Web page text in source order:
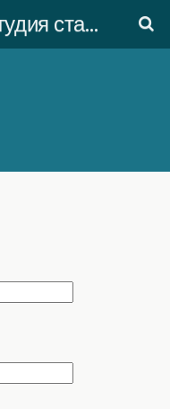
ЗАЗЕРКАЛЬЕ - студия старинного танца